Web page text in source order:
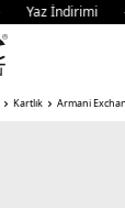
Kartlık Armani